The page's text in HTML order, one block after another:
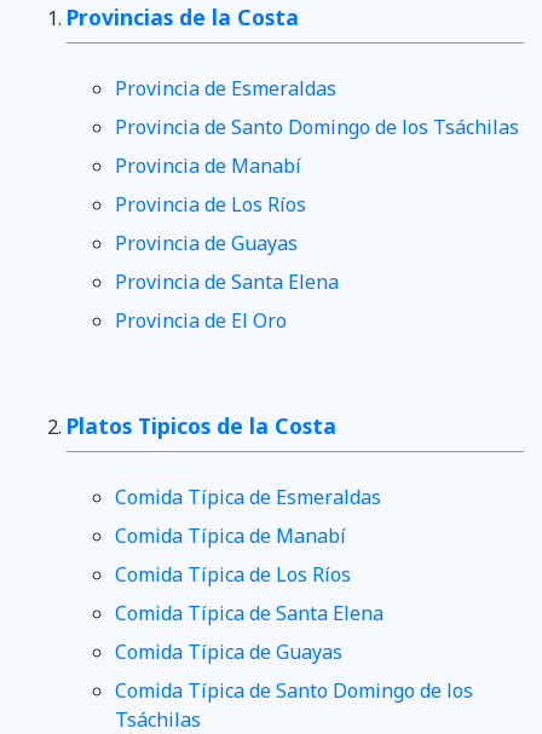
Provincias de la Costa
Provincia de Esmeraldas
Provincia de Santo Domingo de los Tsáchilas
Provincia de Manabí
Provincia de Los Ríos
Provincia de Guayas
Provincia de Santa Elena
Provincia de El Oro
Platos Tipicos de la Costa
Comida Típica de Esmeraldas
Comida Típica de Manabí
Comida Típica de Los Ríos
Comida Típica deSanta Elena
Comida Típica deGuayas
Comida Típica deSanto Domingo de los
Tsáchilas